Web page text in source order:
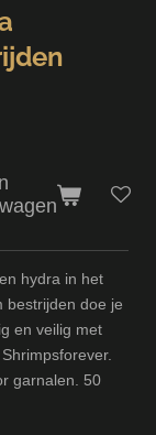
hydra in het
bestrijden doe je
en veilig met
garnalen. 50